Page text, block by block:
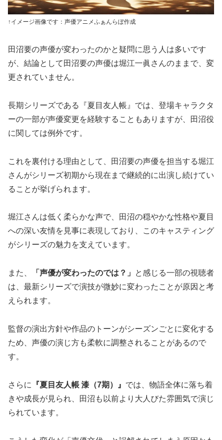
↑イメージ画像です：声優アニメふぁんらぼ作成
田沼要の声優が変わったのかと疑問に思う人は多いです
が、結論として田沼要の声優は堀江一眞さんのままで、変
更されていません。
長期シリーズである『夏目友人帳』では、登場キャラクタ
ーの一部が声優変更を経験することもありますが、田沼役
に関しては例外です。
これを裏付ける理由として、田沼要の声優を担当する堀江
さんがシリーズ初期から現在まで継続的に出演し続けてい
ることが挙げられます。
堀江さんは低く柔らかな声で、田沼の穏やかな性格や夏目
への深い友情を見事に表現しており、このキャスティング
がシリーズの魅力を支えています。
また、 「声優が変わったのでは？」
と感じる一部の視聴者
は、最新シリーズで演技が微妙に変わったことが原因と考
えられます。
監督の演出方針や作品のトーンがシーズンごとに変化する
ため、声優の演じ方も柔軟に調整されることがあるので
す。
さらに 『夏目友人帳 漆（7期）』 では、物語全体に落ち着
きや成長が見られ、田沼も以前より大人びた雰囲気で演じ
られています。